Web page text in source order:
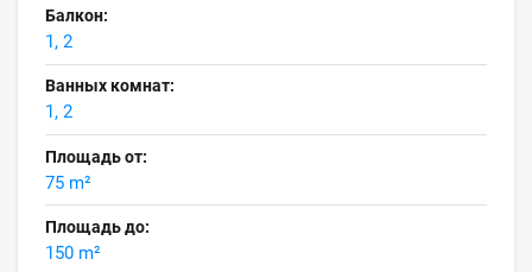
Балкон:
1, 2
Ванных комнат:
1, 2
Площадь от:
75 m²
Площадь до:
150 m²